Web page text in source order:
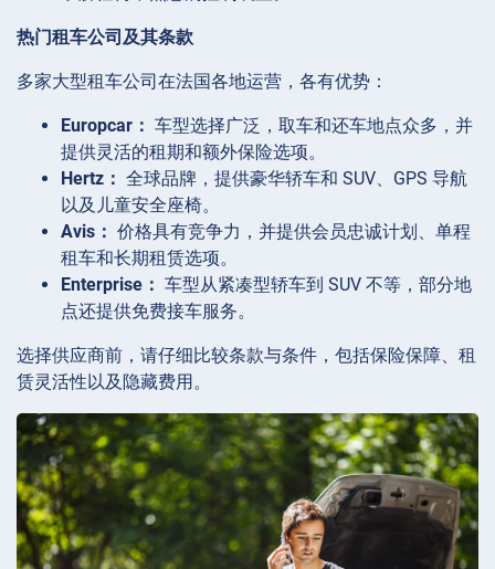
热门租车公司及其条款
多家大型租车公司在法国各地运营，各有优势：
Europcar： 车型选择广泛，取车和还车地点众多，并
提供灵活的租期和额外保险选项。
Hertz： 全球品牌，提供豪华轿车和 SUV、GPS 导航
以及儿童安全座椅。
Avis： 价格具有竞争力，并提供会员忠诚计划、单程
租车和长期租赁选项。
Enterprise： 车型从紧凑型轿车到 SUV 不等，部分地
点还提供免费接车服务。
选择供应商前，请仔细比较条款与条件，包括保险保障、租
赁灵活性以及隐藏费用。